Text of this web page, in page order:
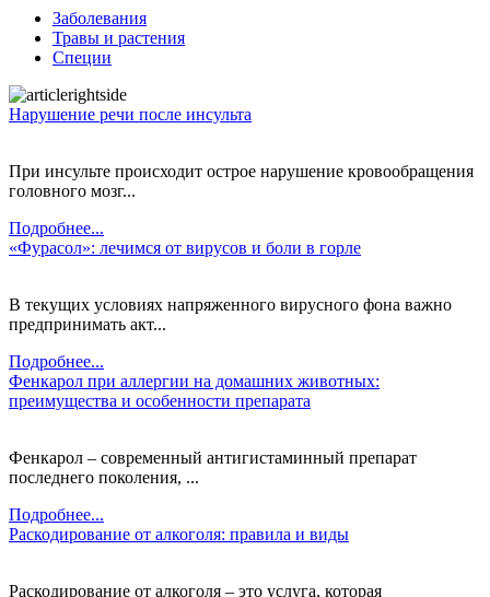
Заболевания
Травы и растения
Специи
Нарушение речи после инсульта
При инсульте происходит острое нарушение кровообращения
головного мозг...
Подробнее...
«Фурасол»: лечимся от вирусов и боли в горле
В текущих условиях напряженного вирусного фона важно
предпринимать акт...
Подробнее...
Фенкарол при аллергии на домашних животных:
преимущества и особенности препарата
Фенкарол – современный антигистаминный препарат
последнего поколения, ...
Подробнее...
Раскодирование от алкоголя: правила и виды
Раскодирование от алкоголя – это услуга, которая